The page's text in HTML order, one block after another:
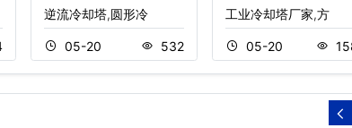
逆流冷却塔,圆形冷
05-20 532
工业冷却塔厂家,方
05-20